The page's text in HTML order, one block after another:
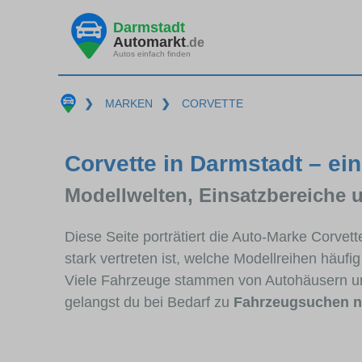
Darmstadt
Automarkt.de
Autos einfach finden
❯ MARKEN ❯ CORVETTE
Corvette in Darmstadt –
Modellwelten, Einsatzbereiche
Diese Seite porträtiert die Auto-Marke
stark vertreten ist, welche Modellreihen
Viele Fahrzeuge stammen von Autohäusern
gelangst du bei Bedarf zu Fahrzeugsuchen